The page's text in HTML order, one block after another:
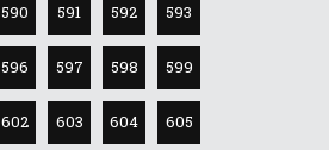
590 591 592 593
596 597 598 599
602 603 604 605